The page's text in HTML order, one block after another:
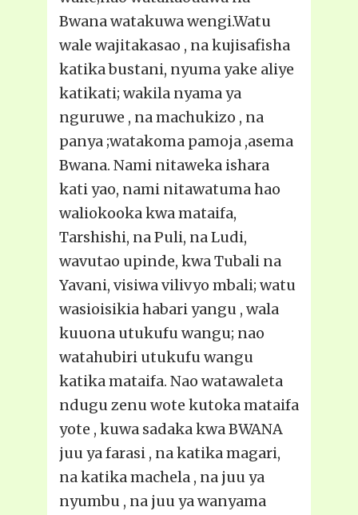
Bwana watakuwa wengi.Watu
wale wajitakasao , na kujisafisha
katika bustani, nyuma yake aliye
katikati; wakila nyama ya
nguruwe , na machukizo , na
panya ;watakoma pamoja ,asema
Bwana. Nami nitaweka ishara
kati yao, nami nitawatuma hao
waliokooka kwa mataifa,
Tarshishi, na Puli, na Ludi,
wavutao upinde, kwa Tubali na
Yavani, visiwa vilivyo mbali; watu
wasioisikia habari yangu , wala
kuuona utukufu wangu; nao
watahubiri utukufu wangu
katika mataifa. Nao watawaleta
ndugu zenu wote kutoka mataifa
yote , kuwa sadaka kwa BWANA
juu ya farasi , na katika magari,
na katika machela , na juu ya
nyumbu , na juu ya wanyama